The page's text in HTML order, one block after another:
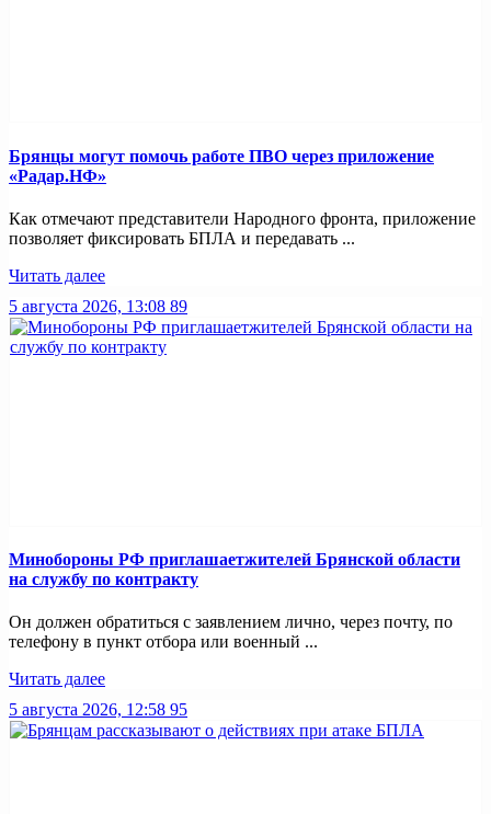
Брянцы могут помочь работе ПВО через приложение
«Радар.НФ»
Как отмечают представители Народного фронта, приложение
позволяет фиксировать БПЛА и передавать ...
Читать далее
5 августа 2026, 13:08 89
Минобoроны РФ приглaшaетжитeлeй Брянской области
на службу по контракту
Он должен обратиться с заявлением лично, через почту, по
телефону в пункт отбора или военный ...
Читать далее
5 августа 2026, 12:58 95